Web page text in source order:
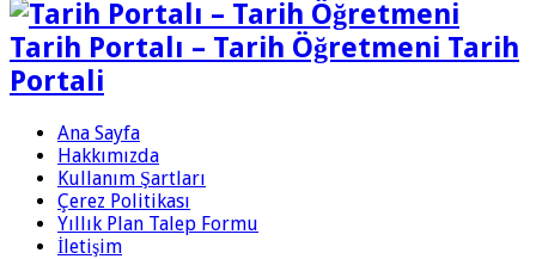
Tarih Portalı – Tarih Öğretmeni Tarih
Portali
Ana Sayfa
Hakkımızda
Kullanım Şartları
Çerez Politikası
Yıllık Plan Talep Formu
İletişim